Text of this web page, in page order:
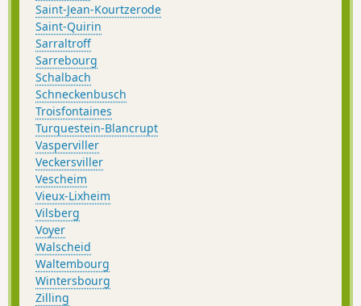
Saint-Jean-Kourtzerode
Saint-Quirin
Sarraltroff
Sarrebourg
Schalbach
Schneckenbusch
Troisfontaines
Turquestein-Blancrupt
Vasperviller
Veckersviller
Vescheim
Vieux-Lixheim
Vilsberg
Voyer
Walscheid
Waltembourg
Wintersbourg
Zilling